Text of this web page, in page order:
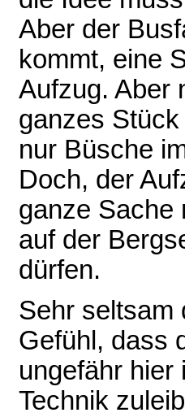
Aber der
kommt, eine
Aufzug. Aber
ganzes
nur Büsche
Doch, der
ganze Sache
auf der
dürfen.
Sehr seltsam
Gefühl, dass
ungefähr hier
Technik